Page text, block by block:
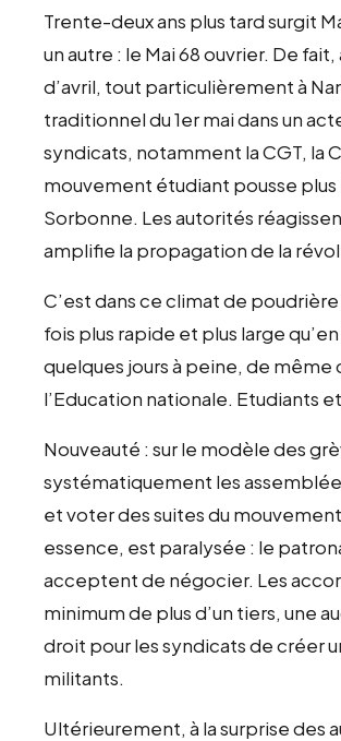
Trente-deux ans plus tard surgit
un autre : le Mai 68 ouvrier. De
d’avril, tout particulièrement à
traditionnel du 1er mai dans un
syndicats, notamment la CGT, la
mouvement étudiant pousse
Sorbonne. Les autorités
amplifie la propagation de la
C’est dans ce climat de
fois plus rapide et plus large
quelques jours à peine, de
l’Education nationale. Etudiants
Nouveauté : sur le modèle des
systématiquement les
et voter des suites du
essence, est paralysée : le
acceptent de négocier. Les
minimum de plus d’un tiers, une
droit pour les syndicats de créer
militants.
Ultérieurement, à la surprise des